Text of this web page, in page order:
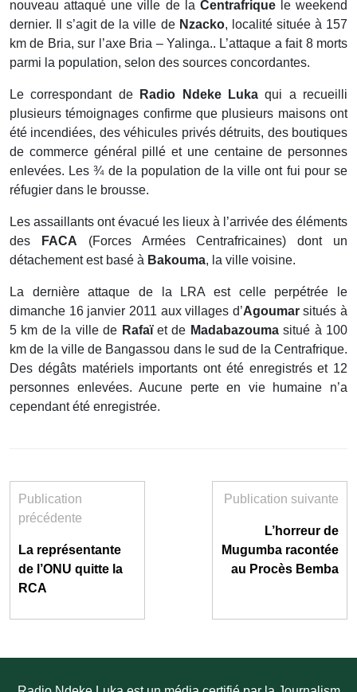
nouveau attaqué une ville de la Centrafriquele weekend
dernier. Il s’agit de la ville de Nzacko, localité située à 157
km de Bria, sur l’axe Bria – Yalinga.. L’attaque a fait 8 morts
parmi la population, selon des sources concordantes.
Le correspondant de Radio Ndeke Lukaqui a recueilli
plusieurs témoignages confirme que plusieurs maisons ont
été incendiées, des véhicules privés détruits, des boutiques
de commerce général pillé et une centaine de personnes
enlevées. Les ¾ de la population de la ville ont fui pour se
réfugier dans le brousse.
Les assaillants ont évacué les lieux à l’arrivée des éléments
des
FACA (Forces Armées Centrafricaines) dont un
détachement est basé à Bakouma, la ville voisine.
La dernière attaque de la LRA est celle perpétrée le
dimanche 16 janvier 2011 aux villages d’Agoumarsitués à
5 km de la ville de Rafaïet de Madabazoumasitué à 100
km de la ville de Bangassou dans le sud de la Centrafrique.
Des dégâts matériels importants ont été enregistrés et 12
personnes enlevées. Aucune perte en vie humaine n’a
cependant été enregistrée.
Publication
précédente
La représentante
de l’ONU quitte la
RCA
Publication suivante
L’horreur de
Mugumba racontée
au Procès Bemba